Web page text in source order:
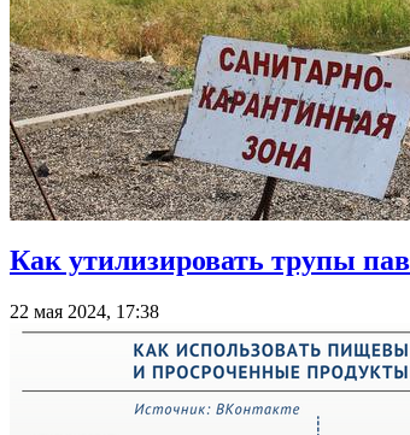
Как утилизировать трупы
22 мая 2024, 17:38